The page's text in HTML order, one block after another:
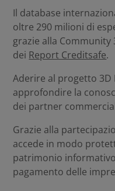
Il database
oltre 290 milioni di
grazie alla
dei Report Creditsafe.
Aderire al progetto
approfondire la
dei partner
Grazie alla
accede in modo
patrimonio
pagamento delle